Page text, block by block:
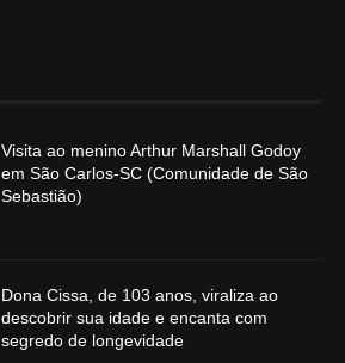
Visita ao menino Arthur Marshall Godoy
em São Carlos-SC (Comunidade de São
Sebastião)
Dona Cissa, de 103 anos, viraliza ao
descobrir sua idade e encanta com
segredo de longevidade